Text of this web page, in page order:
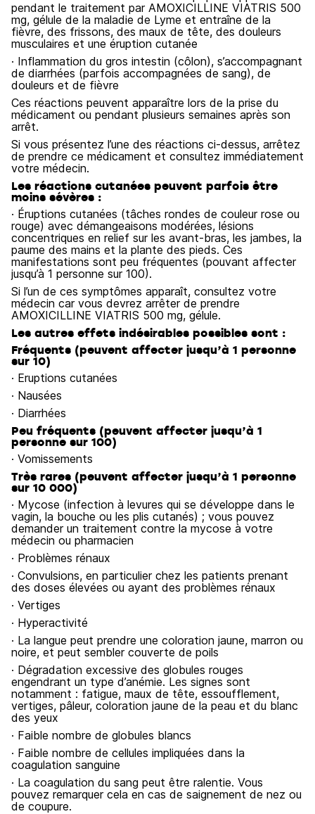
pendant le traitement par AMOXICILLINE VIATRIS 500
mg, gélule de la maladie de Lyme et entraîne de la
fièvre, des frissons, des maux de tête, des douleurs
musculaires et une éruption cutanée
· Inflammation du gros intestin (côlon), s’accompagnant
de diarrhées (parfois accompagnées de sang), de
douleurs et de fièvre
Ces réactions peuvent apparaître lors de la prise du
médicament ou pendant plusieurs semaines après son
arrêt.
Si vous présentez l’une des réactions ci-dessus, arrêtez
de prendre ce médicament et consultez immédiatement
votre médecin.
Les réactions cutanées peuvent parfois être
moins sévères :
· Éruptions cutanées (tâches rondes de couleur rose ou
rouge) avec démangeaisons modérées, lésions
concentriques en relief sur les avant-bras, les jambes, la
paume des mains et la plante des pieds. Ces
manifestations sont peu fréquentes (pouvant affecter
jusqu’à 1 personne sur 100).
Si l’un de ces symptômes apparaît, consultez votre
médecin car vous devrez arrêter de prendre
AMOXICILLINE VIATRIS 500 mg, gélule.
Les autres effets indésirables possibles sont :
Fréquents (peuvent affecter jusqu’à 1 personne
sur 10)
· Eruptions cutanées
· Nausées
· Diarrhées
Peu fréquents (peuvent affecter jusqu’à 1
personne sur 100)
· Vomissements
Très rares (peuvent affecter jusqu’à 1 personne
sur 10 000)
· Mycose (infection à levures qui se développe dans le
vagin, la bouche ou les plis cutanés) ; vous pouvez
demander un traitement contre la mycose à votre
médecin ou pharmacien
· Problèmes rénaux
· Convulsions, en particulier chez les patients prenant
des doses élevées ou ayant des problèmes rénaux
· Vertiges
· Hyperactivité
· La langue peut prendre une coloration jaune, marron ou
noire, et peut sembler couverte de poils
· Dégradation excessive des globules rouges
engendrant un type d’anémie. Les signes sont
notamment : fatigue, maux de tête, essoufflement,
vertiges, pâleur, coloration jaune de la peau et du blanc
des yeux
· Faible nombre de globules blancs
· Faible nombre de cellules impliquées dans la
coagulation sanguine
· La coagulation du sang peut être ralentie. Vous
pouvez remarquer cela en cas de saignement de nez ou
de coupure.